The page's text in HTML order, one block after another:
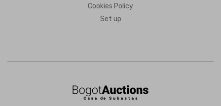
Cookies Policy
Set up